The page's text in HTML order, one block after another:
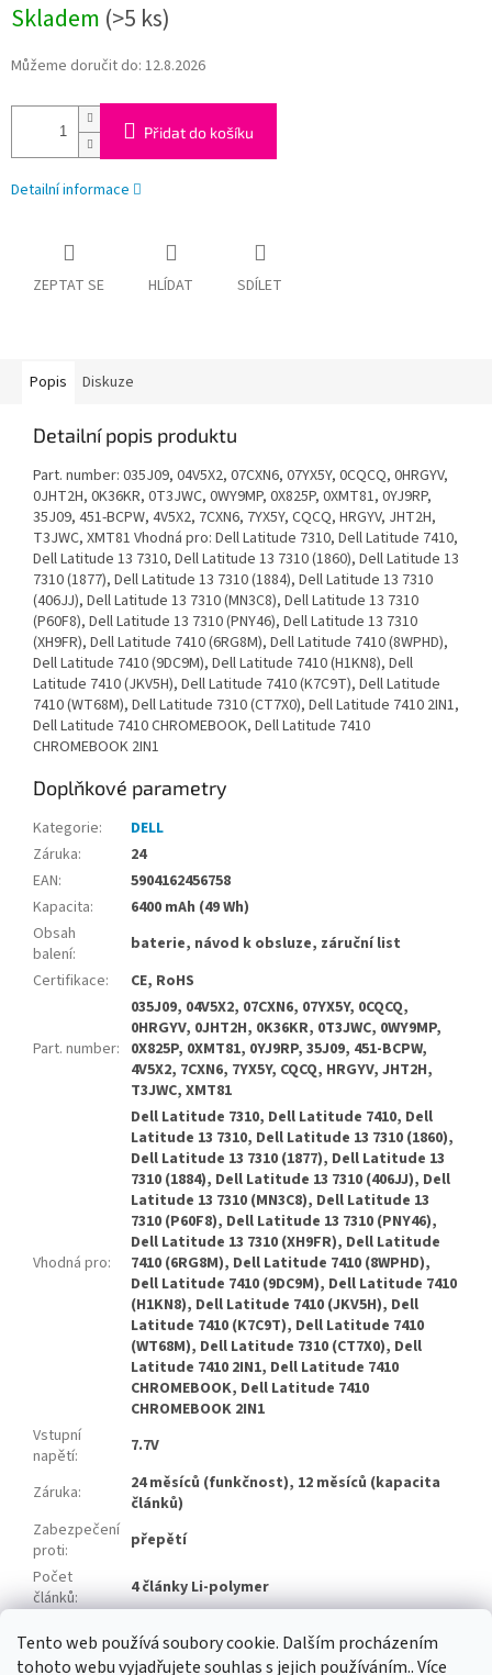
Tento web používá soubory cookie. Dalším procházením
tohoto webu vyjadřujete souhlas s jejich používáním.. Více
cena:
Skladem (>5 ks)
Můžeme doručit do: 12.8.2026
Přidat do košíku
Detailní informace
ZEPTAT SE HLÍDAT SDÍLET
Popis Diskuze
Detailní popis produktu
Part. number: 035J09, 04V5X2, 07CXN6, 07YX5Y, 0CQCQ, 0HRGYV,
0JHT2H, 0K36KR, 0T3JWC, 0WY9MP, 0X825P, 0XMT81, 0YJ9RP,
35J09, 451-BCPW, 4V5X2, 7CXN6, 7YX5Y, CQCQ, HRGYV, JHT2H,
T3JWC, XMT81 Vhodná pro: Dell Latitude 7310, Dell Latitude 7410,
Dell Latitude 13 7310, Dell Latitude 13 7310 (1860), Dell Latitude 13
7310 (1877), Dell Latitude 13 7310 (1884), Dell Latitude 13 7310
(406JJ), Dell Latitude 13 7310 (MN3C8), Dell Latitude 13 7310
(P60F8), Dell Latitude 13 7310 (PNY46), Dell Latitude 13 7310
(XH9FR), Dell Latitude 7410 (6RG8M), Dell Latitude 7410 (8WPHD),
Dell Latitude 7410 (9DC9M), Dell Latitude 7410 (H1KN8), Dell
Latitude 7410 (JKV5H), Dell Latitude 7410 (K7C9T), Dell Latitude
7410 (WT68M), Dell Latitude 7310 (CT7X0), Dell Latitude 7410 2IN1,
Dell Latitude 7410 CHROMEBOOK, Dell Latitude 7410
CHROMEBOOK 2IN1
Doplňkové parametry
Kategorie:
DELL
Záruka:
24
EAN:
5904162456758
Kapacita:
6400 mAh (49 Wh)
Obsah
balení:
baterie, návod k obsluze, záruční list
Certifikace: CE, RoHS
Part. number:
035J09, 04V5X2, 07CXN6, 07YX5Y, 0CQCQ,
0HRGYV, 0JHT2H, 0K36KR, 0T3JWC, 0WY9MP,
0X825P, 0XMT81, 0YJ9RP, 35J09, 451-BCPW,
4V5X2, 7CXN6, 7YX5Y, CQCQ, HRGYV, JHT2H,
T3JWC, XMT81
Vhodná pro:
Dell Latitude 7310, Dell Latitude 7410, Dell
Latitude 13 7310, Dell Latitude 13 7310 (1860),
Dell Latitude 13 7310 (1877), Dell Latitude 13
7310 (1884), Dell Latitude 13 7310 (406JJ), Dell
Latitude 13 7310 (MN3C8), Dell Latitude 13
7310 (P60F8), Dell Latitude 13 7310 (PNY46),
Dell Latitude 13 7310 (XH9FR), Dell Latitude
7410 (6RG8M), Dell Latitude 7410 (8WPHD),
Dell Latitude 7410 (9DC9M), Dell Latitude 7410
(H1KN8), Dell Latitude 7410 (JKV5H), Dell
Latitude 7410 (K7C9T), Dell Latitude 7410
(WT68M), Dell Latitude 7310 (CT7X0), Dell
Latitude 7410 2IN1, Dell Latitude 7410
CHROMEBOOK, Dell Latitude 7410
CHROMEBOOK 2IN1
Vstupní
napětí: 7.7V
Záruka:
24 měsíců (funkčnost), 12 měsíců (kapacita
článků)
Zabezpečení
proti:
přepětí
Počet
článků:
4 články Li-polymer
článků: Zhuoneng